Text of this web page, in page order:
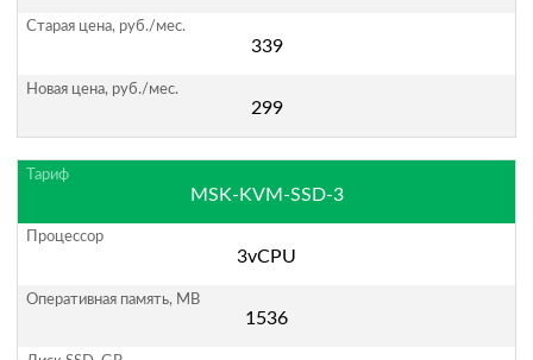
339
299
MSK-KVM-SSD-3
3vCPU
1536